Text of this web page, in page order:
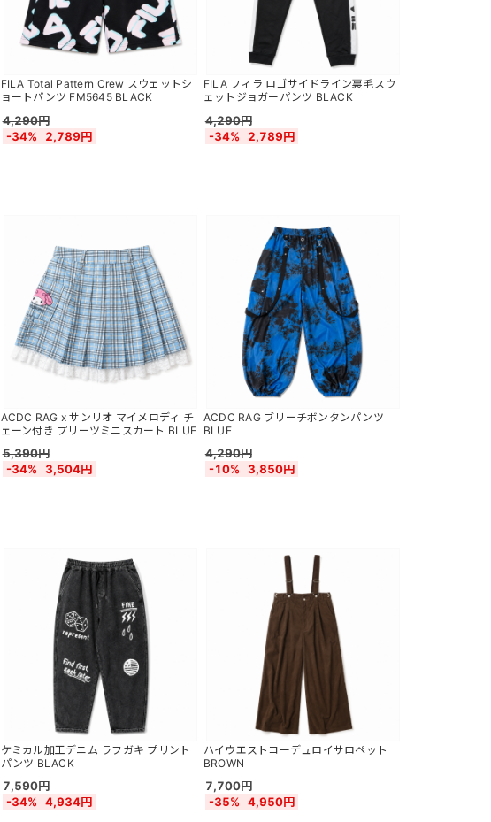
FILA Total Pattern Crew スウェットシ
ョートパンツ FM5645 BLACK
4,290円
-34%
2,789円
FILA フィラ ロゴサイドライン裏毛スウ
ェットジョガーパンツ BLACK
4,290円
-34%
2,789円
ACDC RAG x サンリオ マイメロディ チ
ェーン付き プリーツミニスカート BLUE
5,390円
-34%
3,504円
ACDC RAG ブリーチボンタンパンツ
BLUE
4,290円
-10%
3,850円
ケミカル加工デニム ラフガキ プリント
パンツ BLACK
7,590円
-34%
4,934円
ハイウエストコーデュロイサロペット
BROWN
7,700円
-35%
4,950円